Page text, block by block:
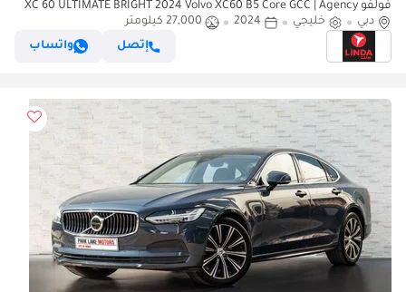
فولفو XC 60 ULTIMATE BRIGHT 2024 Volvo XC60 B5 Core GCC | Agency
Warranty
دبي خليجي 2024
27,000 كيلومتر
إتصل
واتساب